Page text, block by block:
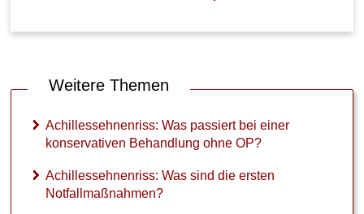
Weitere Themen
Achillessehnenriss: Was passiert bei einer
konservativen Behandlung ohne OP?
Achillessehnenriss: Was sind die ersten
Notfallmaßnahmen?